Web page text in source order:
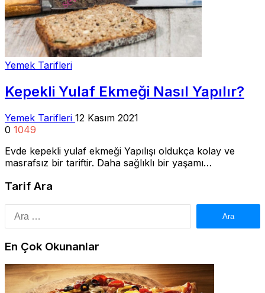
Yemek Tarifleri
Kepekli Yulaf Ekmeği Nasıl Yapılır?
Yemek Tarifleri 12 Kasım 2021
0 1049
Evde kepekli yulaf ekmeği Yapılışı oldukça kolay ve
masrafsız bir tariftir. Daha sağlıklı bir yaşamı…
Tarif Ara
En Çok Okunanlar